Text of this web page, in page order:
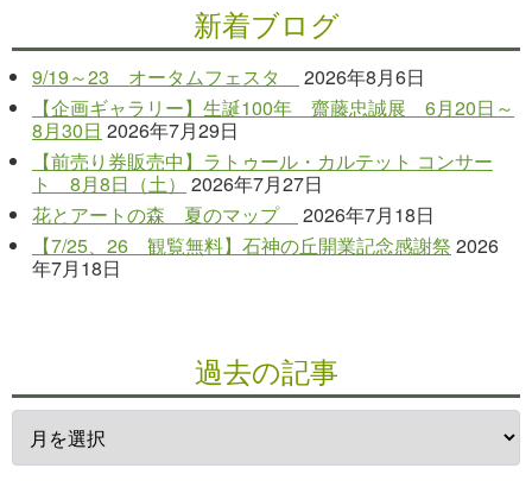
新着ブログ
9/19～23 オータムフェスタ
2026年8月6日
【企画ギャラリー】生誕100年 齋藤忠誠展 6月20日～
8月30日 2026年7月29日
【前売り券販売中】ラトゥール・カルテット コンサー
ト 8月8日（土）
2026年7月27日
花とアートの森 夏のマップ
2026年7月18日
【7/25、26 観覧無料】石神の丘開業記念感謝祭 2026
年7月18日
過去の記事